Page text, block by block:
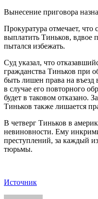
Вынесение приговора
Прокуратура отмечает, что
выплатить Тиньков, вдвое
пытался избежать.
Суд указал, что
гражданства Тиньков при
быть лишен права на
в случае его повторного
будет в таковом отказано.
Тиньков также лишается
В четверг Тиньков в
невиновности. Ему
преступлений, за каждый
тюрьмы.
Источник